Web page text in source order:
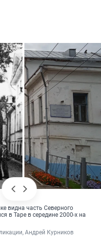
видна часть Северного
в Таре в середине 2000-х на
Андрей Курников